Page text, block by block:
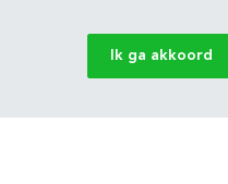
Ik ga akkoord